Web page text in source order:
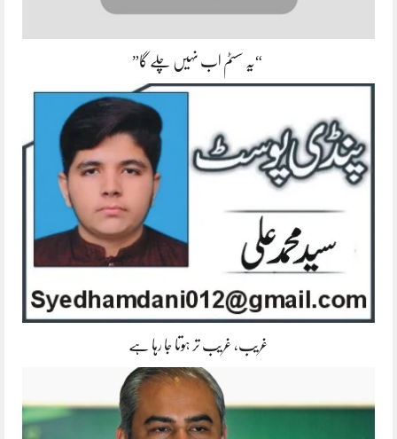
“یہ سسٹم اب نہیں چلے گا”
غریب، غریب تر ہوتا جا رہا ہے